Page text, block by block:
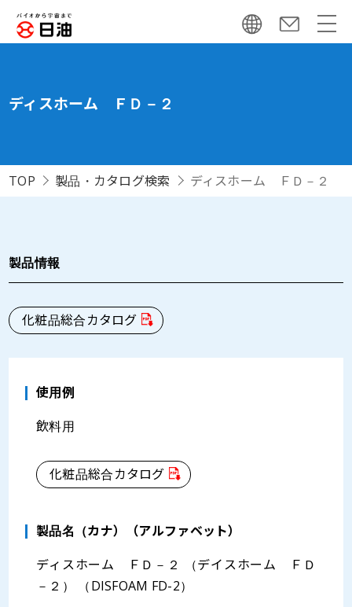
ディスホーム ＦＤ－２
TOP 製品・カタログ検索 ディスホーム ＦＤ－２
製品情報
化粧品総合カタログ
使用例
飲料用
化粧品総合カタログ
製品名（カナ）（アルファベット）
ディスホーム ＦＤ－２ （デイスホーム ＦＤ
－２） （DISFOAM FD-2）